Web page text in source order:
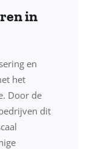
in
en
het
Door de
dit